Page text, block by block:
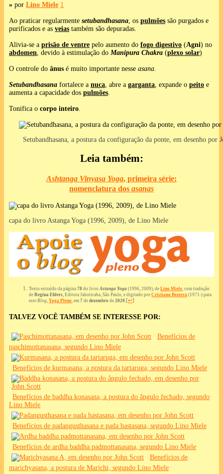
» por Lino Miele 1
Ao praticar regularmente setubandhasana , os pulmões são purgados e
purificados e as veias também são depuradas.
Alivia-se a prisão de ventre pelo aumento do fogo digestivo (Agni) no
abdomen , devido à estimulação do Manipura Chakra (plexo solar)
O controle do ânus é muito importante nesse asana
Setubandhasana fortalece a nuca , abre a garganta , expande o peito e
aumenta a capacidade dos pulmões
Tonifica o corpo inteiro
Setubandhasana, a postura da configuração da ponte, em desenho por
Leia também:
Ashtanga Vinyasa Yoga, primeira série:
nomenclatura dos asanas
capa do livro Astanga Yoga (1996, 2009), de Lino Miele
Texto extraído da página 78 do livro Astanga Yoga (1996, 2009), de Lino Miele , com tradução
de Regina Ehlers , Editora Jaboticaba, São Paulo, e digitado por Cristiano Bezerra (1971-) para
este Blog Yoga Pleno , em 7 de dezembro de 2020 [↩]
TALVEZ VOCÊ TAMBÉM SE INTERESSE POR:
Benefícios de
paschimottanasana, segundo Lino Miele
Benefícios de kurmasana, a postura da tartaruga, segundo Lino Miele
Benefícios de baddha konasana, a postura do ângulo fechado, segundo
Lino Miele
Benefícios de padangusthasana e pada hastasana, segundo Lino Miele
Benefícios de ardha baddha padmottanasana, segundo Lino Miele
Benefícios de
marichyasana, a postura de Marichi, segundo Lino Miele